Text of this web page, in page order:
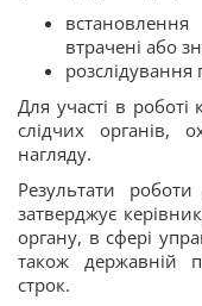
втрачені або
Для участі в роботі
слідчих органів,
нагляду.
Результати
затверджує
органу, в сфері
також державній
строк.